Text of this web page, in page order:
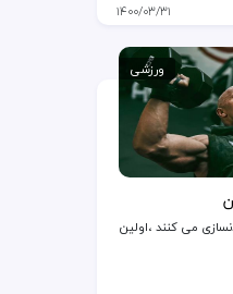
۱۴۰۰/۰۳/۳۱
ورزشی
می کنند ،اولین